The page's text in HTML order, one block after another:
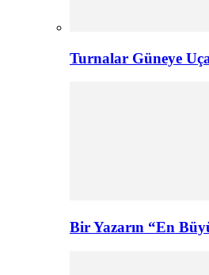
Turnalar Güneye
Bir Yazarın “En